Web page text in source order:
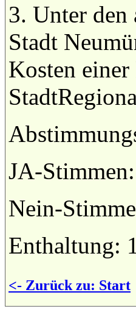
3. Unter den
Stadt
Kosten einer
JA-
Nein-
Enthaltung: 1
<- Zurück zu: Start